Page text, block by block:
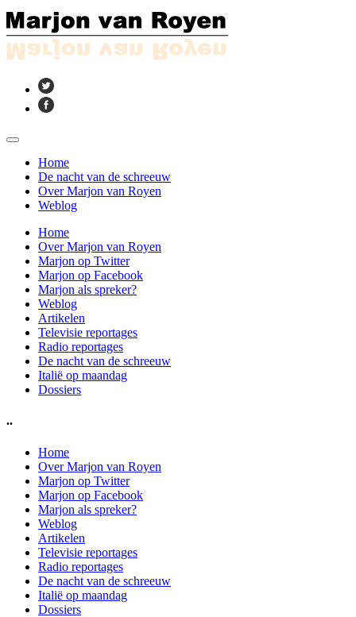
Home
De nacht van de schreeuw
Over Marjon van Royen
Weblog
Home
Over Marjon van Royen
Marjon op Twitter
Marjon op Facebook
Marjon als spreker?
Weblog
Artikelen
Televisie reportages
Radio reportages
De nacht van de schreeuw
Italië op maandag
Dossiers
..
Home
Over Marjon van Royen
Marjon op Twitter
Marjon op Facebook
Marjon als spreker?
Weblog
Artikelen
Televisie reportages
Radio reportages
De nacht van de schreeuw
Italië op maandag
Dossiers